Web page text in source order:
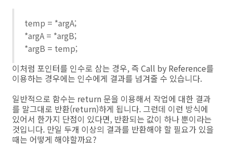
temp = *argA;
*argA = *argB;
*argB = temp;
이처럼 포인터를 인수로 삼는 경우, 즉 Call by Reference를
이용하는 경우에는 인수에게 결과를 넘겨줄 수 있습니다.
일반적으로 함수는 return 문을 이용해서 작업에 대한 결과
를 말그대로 반환(return)하게 됩니다. 그런데 이런 방식에
있어서 한가지 단점이 있다면, 반환되는 값이 하나 뿐이라는
것입니다. 만일 두개 이상의 결과를 반환해야 할 필요가 있을
때는 어떻게 해야할까요?